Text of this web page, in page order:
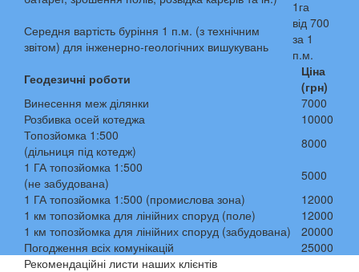
1га
Середня вартість буріння 1 п.м. (з технічним
звітом) для інженерно-геологічних вишукувань
від 700
за 1
п.м.
Геодезичні роботи
Ціна
(грн)
Винесення меж ділянки
7000
Розбивка осей котеджа
10000
Топозйомка 1:500
(дільниця під котедж)
8000
1 ГА топозйомка 1:500
(не забудована)
5000
1 ГА топозйомка 1:500 (промислова зона)
12000
1 км топозйомка для лінійних споруд (поле)
12000
1 км топозйомка для лінійних споруд (забудована)
20000
Погодження всіх комунікацій
25000
Рекомендаційні листи наших клієнтів